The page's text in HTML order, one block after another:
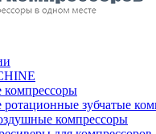
компрессоры
ротационные зубчатые
компрессоры